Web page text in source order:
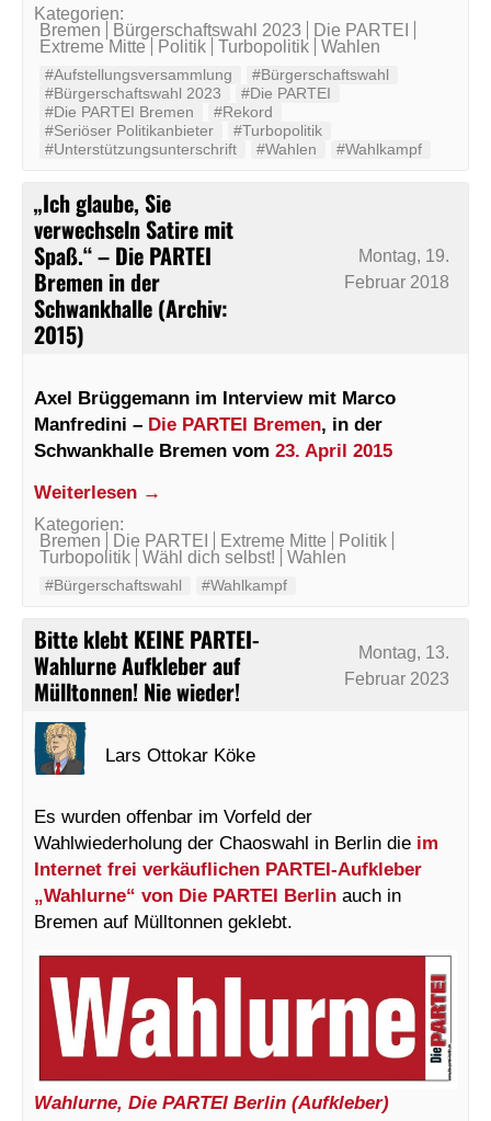
Kategorien:
Bremen
Bürgerschaftswahl 2023
Die PARTEI
Extreme Mitte
Politik Turbopolitik Wahlen
#Aufstellungsversammlung
#Bürgerschaftswahl
#Bürgerschaftswahl 2023
#Die PARTEI
#Die PARTEI Bremen
#Rekord
#Seriöser Politikanbieter
#Turbopolitik
#Unterstützungsunterschrift
#Wahlen #Wahlkampf
„Ich glaube, Sie
verwechseln Satire mit
Spaß.“ – Die PARTEI
Bremen in der
Schwankhalle (Archiv:
2015)
Montag, 19.
Februar 2018
Axel Brüggemann im Interview mit Marco
Manfredini – Die PARTEI Bremen, in der
Schwankhalle Bremen vom 23. April 2015
Weiterlesen →
Kategorien:
Bremen
Die PARTEI Extreme Mitte
Politik
Turbopolitik
Wähl dich selbst! Wahlen
#Bürgerschaftswahl #Wahlkampf
Bitte klebt KEINE PARTEI-
Wahlurne Aufkleber auf
Mülltonnen! Nie wieder!
Montag, 13.
Februar 2023
Lars Ottokar Köke
Es wurden offenbar im Vorfeld der
Wahlwiederholung der Chaoswahl in Berlin die im
Internet frei verkäuflichen PARTEI-Aufkleber
„Wahlurne“ von Die PARTEI Berlin auch in
Bremen auf Mülltonnen geklebt.
Wahlurne, Die PARTEI Berlin (Aufkleber)